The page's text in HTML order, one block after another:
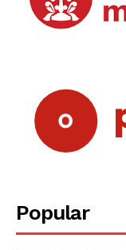
Popular